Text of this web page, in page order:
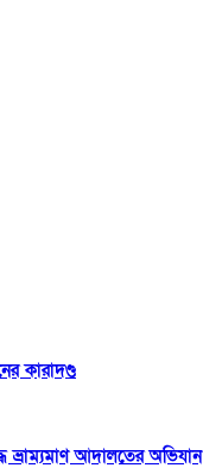
কারাদণ্ড
ভ্রাম্যমাণ আদালতের অভিযান